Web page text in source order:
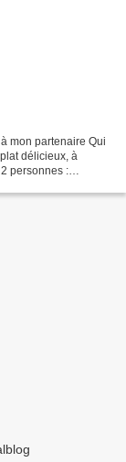
mon partenaire Qui
délicieux, à
personnes :